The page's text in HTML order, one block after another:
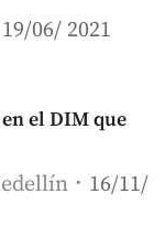
19/06/ 2021
el DIM que
16/11/